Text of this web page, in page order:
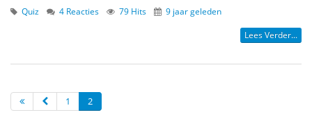
Quiz 4 Reacties 79 Hits 9 jaar geleden
Lees Verder...
1 2